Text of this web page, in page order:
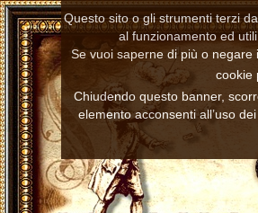
Questo sito o gli strumenti terzi
al funzionamento ed
Se vuoi saperne di più o
cookie
Chiudendo questo banner,
elemento acconsenti all’uso